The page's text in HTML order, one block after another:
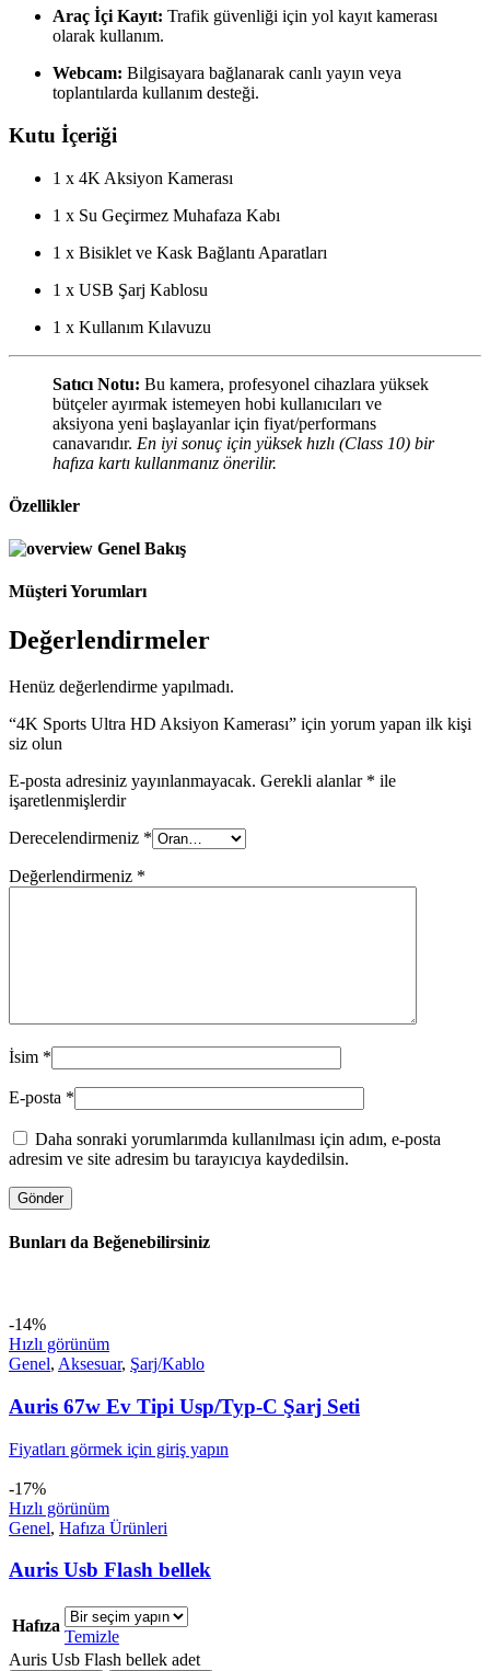
Araç İçi Kayıt: Trafik güvenliği için yol kayıt kamerası
olarak kullanım.
Webcam: Bilgisayara bağlanarak canlı yayın veya
toplantılarda kullanım desteği.
Kutu İçeriği
1 x 4K Aksiyon Kamerası
1 x Su Geçirmez Muhafaza Kabı
1 x Bisiklet ve Kask Bağlantı Aparatları
1 x USB Şarj Kablosu
1 x Kullanım Kılavuzu
Satıcı Notu: Bu kamera, profesyonel cihazlara yüksek
bütçeler ayırmak istemeyen hobi kullanıcıları ve
aksiyona yeni başlayanlar için fiyat/performans
canavarıdır. En iyi sonuç için yüksek hızlı (Class 10) bir
hafıza kartı kullanmanız önerilir.
Özellikler
Genel Bakış
Müşteri Yorumları
Değerlendirmeler
Henüz değerlendirme yapılmadı.
“4K Sports Ultra HD Aksiyon Kamerası” için yorum yapan ilk kişi
siz olun
E-posta adresiniz yayınlanmayacak. Gerekli alanlar * ile
işaretlenmişlerdir
Derecelendirmeniz *
Değerlendirmeniz *
İsim *
E-posta *
Daha sonraki yorumlarımda kullanılması için adım, e-posta
adresim ve site adresim bu tarayıcıya kaydedilsin.
Bunları da Beğenebilirsiniz
-14%
Hızlı görünüm
Genel, Aksesuar, Şarj/Kablo
Auris 67w Ev Tipi Usp/Typ-C Şarj Seti
Fiyatları görmek için giriş yapın
-17%
Hızlı görünüm
Genel, Hafıza Ürünleri
Auris Usb Flash bellek
Hafıza
Temizle
Auris Usb Flash bellek adet